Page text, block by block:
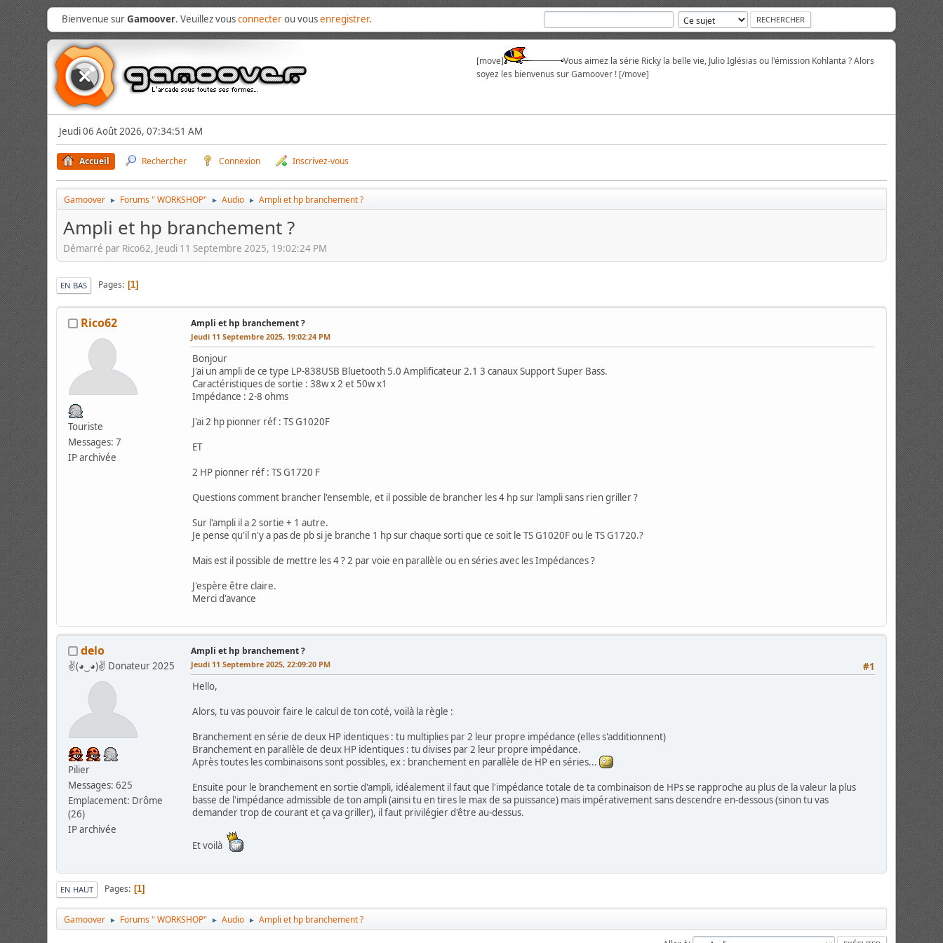
Bienvenue surGamoover. Veuillez vousconnecterou vousenregistrer.
[move]
Vous aimez la série Ricky la belle vie, Julio Iglésias ou l'émission Kohlanta ? Alors
soyez les bienvenus sur Gamoover ! [/move]
Jeudi 06 Août 2026, 07:34:51 AM
Accueil Rechercher Connexion Inscrivez-vous
Gamoover ► Forums " WORKSHOP" ► Audio ► Ampli et hp branchement ?
Ampli et hp branchement ?
Démarré par Rico62, Jeudi 11 Septembre 2025, 19:02:24 PM
EN BAS Pages 1
Rico62
Touriste
Messages: 7
IP archivée
Ampli et hp branchement ?
Jeudi 11 Septembre 2025, 19:02:24 PM
Bonjour
J'ai un ampli de ce type LP-838USB Bluetooth 5.0 Amplificateur 2.1 3 canaux Support Super Bass.
Caractéristiques de sortie : 38w x 2 et 50w x1
Impédance : 2-8 ohms
J'ai 2 hp pionner réf : TS G1020F
ET
2 HP pionner réf : TS G1720 F
Questions comment brancher l'ensemble, et il possible de brancher les 4 hp sur l'ampli sans rien griller ?
Sur l'ampli il a 2 sortie + 1 autre.
Je pense qu'il n'y a pas de pb si je branche 1 hp sur chaque sorti que ce soit le TS G1020F ou le TS G1720.?
Mais est il possible de mettre les 4 ? 2 par voie en parallèle ou en séries avec les Impédances ?
J'espère être claire.
Merci d'avance
delo
✌(◕‿◕)✌ Donateur 2025
Pilier
Messages: 625
Emplacement: Drôme
(26)
IP archivée
Ampli et hp branchement ?
#1
Jeudi 11 Septembre 2025, 22:09:20 PM
Hello,
Alors, tu vas pouvoir faire le calcul de ton coté, voilà la règle :
Branchement en série de deux HP identiques : tu multiplies par 2 leur propre impédance (elles s'additionnent)
Branchement en parallèle de deux HP identiques : tu divises par 2 leur propre impédance.
Après toutes les combinaisons sont possibles, ex : branchement en parallèle de HP en séries...
Ensuite pour le branchement en sortie d'ampli, idéalement il faut que l'impédance totale de ta combinaison de HPs se rapproche au plus de la valeur la plus
basse de l'impédance admissible de ton ampli (ainsi tu en tires le max de sa puissance) mais impérativement sans descendre en-dessous (sinon tu vas
demander trop de courant et ça va griller), il faut privilégier d'être au-dessus.
Et voilà
EN HAUT Pages 1
Gamoover ► Forums " WORKSHOP" ► Audio ► Ampli et hp branchement ?